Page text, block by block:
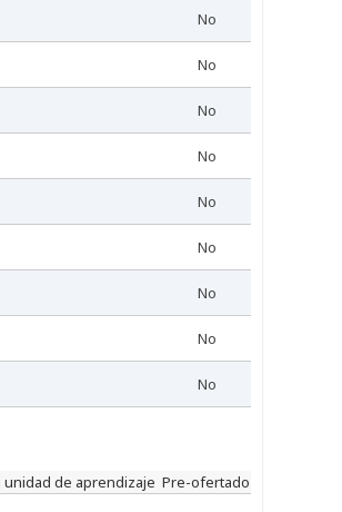
No
No
No
No
No
No
No
No
No
unidad de aprendizaje Pre-ofertado